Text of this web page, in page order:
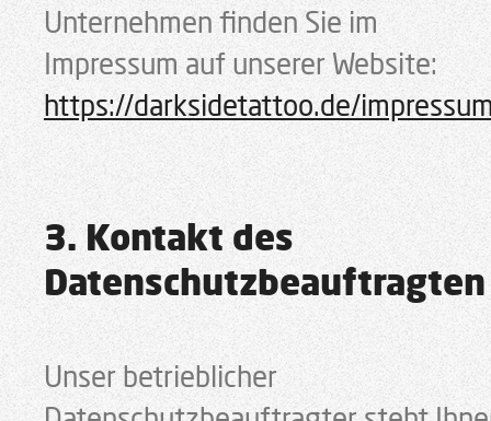
Unternehmen finden Sie im
Impressum auf unserer Website:
https://darksidetattoo.de/
3. Kontakt des
Datenschutzbeauftragten
Unser betrieblicher